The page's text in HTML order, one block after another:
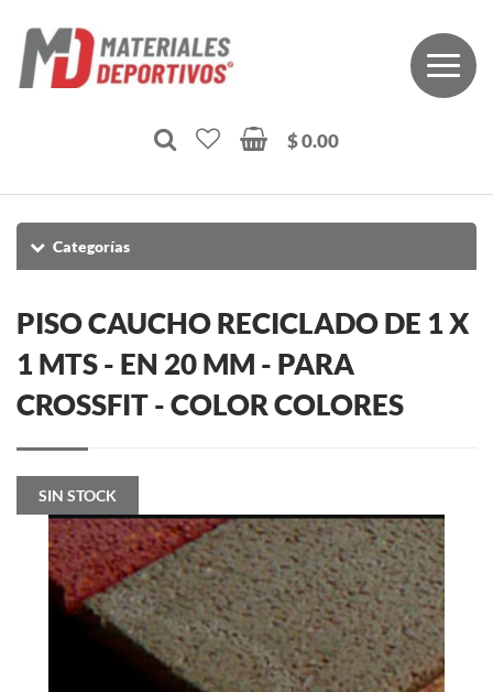
$ 0.00
Categorías
PISO CAUCHO RECICLADO DE 1 X
1 MTS - EN 20 MM - PARA
CROSSFIT - COLOR COLORES
SIN STOCK